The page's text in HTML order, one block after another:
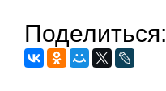
Поделиться: